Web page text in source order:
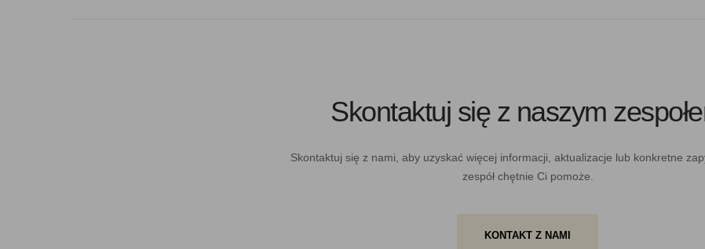
Skontaktuj się z naszym
Skontaktuj się z nami, aby uzyskać więcej informacji, aktualizacje lub konkretne
zespół chętnie Ci pomoże.
KONTAKT Z NAMI